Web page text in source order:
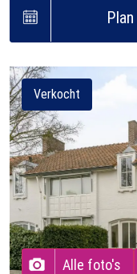
Verkocht
Alle foto's